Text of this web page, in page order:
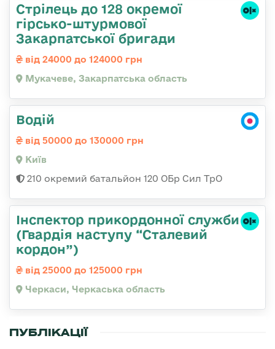
Стрілець до 128 окремої
гірсько-штурмової
Закарпатської бригади
від 24000 до 124000 грн
Мукачеве, Закарпатська область
Водій
від 50000 до 130000 грн
Київ
210 окремий батальйон 120 ОБр Сил ТрО
Інспектор прикордонної служби
(Гвардія наступу “Сталевий
кордон”)
від 25000 до 125000 грн
Черкаси, Черкаська область
ПУБЛІКАЦІЇ